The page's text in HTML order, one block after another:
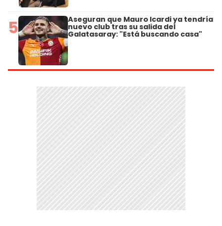
5 Aseguran que Mauro Icardi ya tendría
nuevo club tras su salida del
Galatasaray: "Está buscando casa"